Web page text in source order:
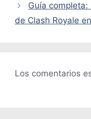
Guía
de Clash Royale
Los comentarios